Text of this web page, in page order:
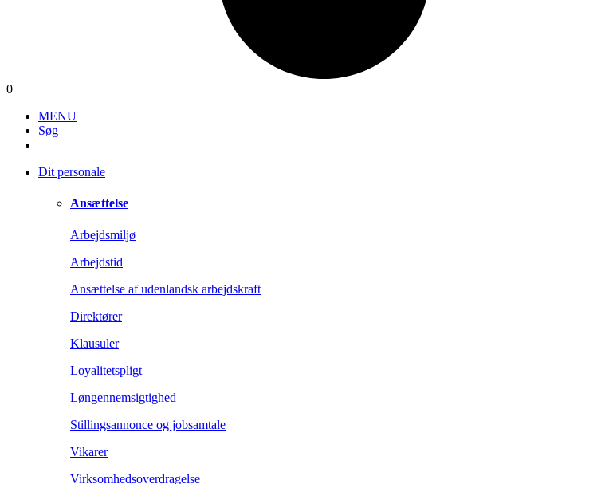
0
MENU
Søg
Dit personale
Ansættelse
Arbejdsmiljø
Arbejdstid
Ansættelse af udenlandsk arbejdskraft
Direktører
Klausuler
Loyalitetspligt
Løngennemsigtighed
Stillingsannonce og jobsamtale
Vikarer
Virksomhedsoverdragelse